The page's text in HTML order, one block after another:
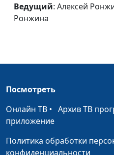
Язык доброты
Исполнение
желаний
Хлебный пир
Ведущий: Алексей
Ронжина
Посмотреть
Онлайн ТВ • Архив ТВ
приложение
Политика обработки
конфиденциальности